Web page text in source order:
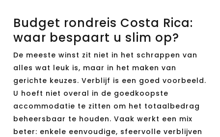
Budget rondreis Costa Rica:
waar bespaart u slim op?
De meeste winst zit niet in het schrappen van
alles wat leuk is, maar in het maken van
gerichte keuzes. Verblijf is een goed voorbeeld.
U hoeft niet overal in de goedkoopste
accommodatie te zitten om het totaalbedrag
beheersbaar te houden. Vaak werkt een mix
beter: enkele eenvoudige, sfeervolle verblijven